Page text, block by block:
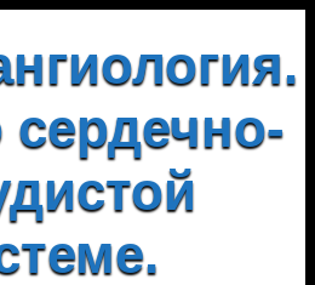
сердечно-